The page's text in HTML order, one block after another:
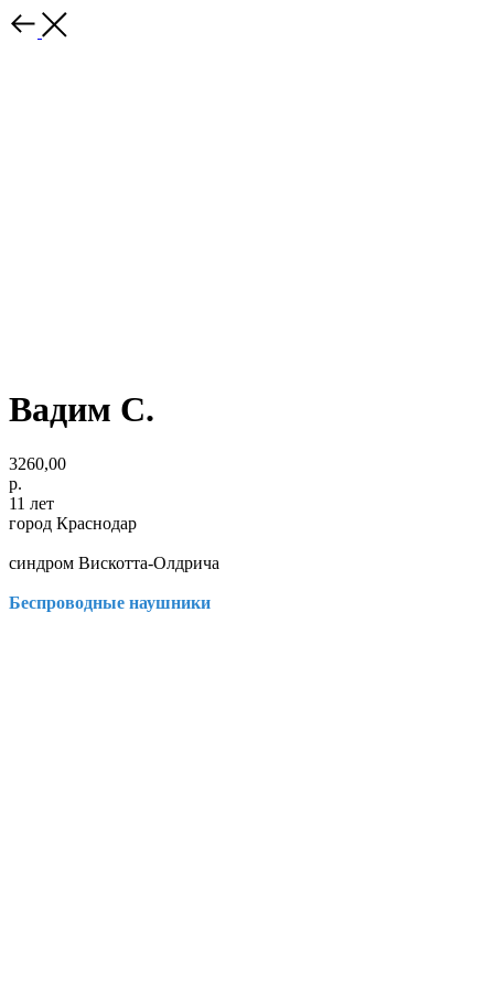
Вадим С.
3260,00
р.
11 лет
город Краснодар
синдром Вискотта-Олдрича
Беспроводные наушники